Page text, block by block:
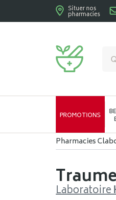
Situer nos
pharmacies
PROMOTIONS
Pharmacies
Laboratoire